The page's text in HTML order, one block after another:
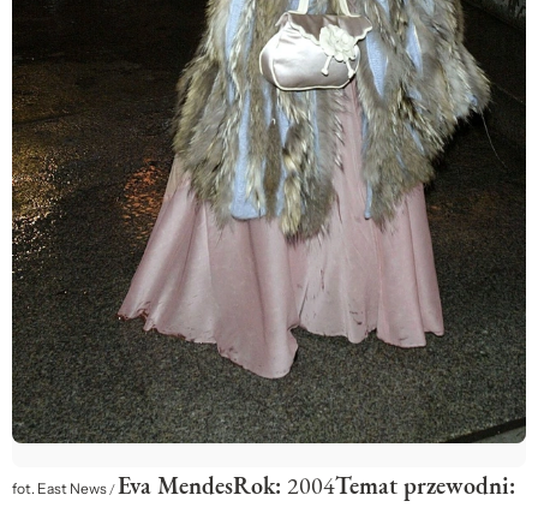
fot. East News/Eva MendesRok: 2004Temat przewodni: